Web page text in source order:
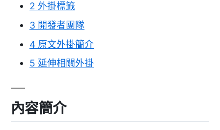
2 外掛標籤
3 開發者團隊
4 原文外掛簡介
5 延伸相關外掛
內容簡介